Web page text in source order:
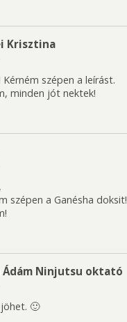
Krisztina
Kérném szépen a leírást.
minden jót nektek!
szépen a Ganésha doksit!
Ádám Ninjutsu oktató
🙂